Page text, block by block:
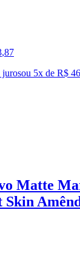
,87
jurosou 5x de R$
Matte